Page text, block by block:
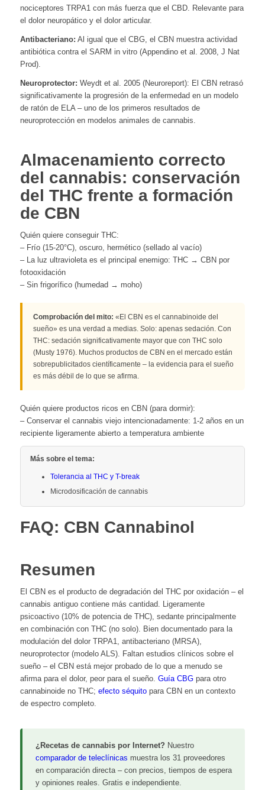
nociceptores TRPA1 con más fuerza que el CBD. Relevante para
el dolor neuropático y el dolor articular.
Antibacteriano: Al igual que el CBG, el CBN muestra actividad
antibiótica contra el SARM in vitro (Appendino et al. 2008, J Nat
Prod).
Neuroprotector: Weydt et al. 2005 (Neuroreport): El CBN retrasó
significativamente la progresión de la enfermedad en un modelo
de ratón de ELA – uno de los primeros resultados de
neuroprotección en modelos animales de cannabis.
Almacenamiento correcto
del cannabis: conservación
del THC frente a formación
de CBN
Quién quiere conseguir THC:
– Frío (15-20°C), oscuro, hermético (sellado al vacío)
– La luz ultravioleta es el principal enemigo: THC → CBN por
fotooxidación
– Sin frigorífico (humedad → moho)
Comprobación del mito: «El CBN es el cannabinoide del
sueño» es una verdad a medias. Solo: apenas sedación. Con
THC: sedación significativamente mayor que con THC solo
(Musty 1976). Muchos productos de CBN en el mercado están
sobrepublicitados científicamente – la evidencia para el sueño
es más débil de lo que se afirma.
Quién quiere productos ricos en CBN (para dormir):
– Conservar el cannabis viejo intencionadamente: 1-2 años en un
recipiente ligeramente abierto a temperatura ambiente
Más sobre el tema:
Tolerancia al THC y T-break
Microdosificación de cannabis
FAQ: CBN Cannabinol
Resumen
El CBN es el producto de degradación del THC por oxidación – el
cannabis antiguo contiene más cantidad. Ligeramente
psicoactivo (10% de potencia de THC), sedante principalmente
en combinación con THC (no solo). Bien documentado para la
modulación del dolor TRPA1, antibacteriano (MRSA),
neuroprotector (modelo ALS). Faltan estudios clínicos sobre el
sueño – el CBN está mejor probado de lo que a menudo se
afirma para el dolor, peor para el sueño. Guía CBGpara otro
cannabinoide no THC; efecto séquitopara CBN en un contexto
de espectro completo.
¿Recetas de cannabis por Internet? Nuestro
comparador de teleclínicas muestra los 31 proveedores
en comparación directa – con precios, tiempos de espera
y opiniones reales. Gratis e independiente.